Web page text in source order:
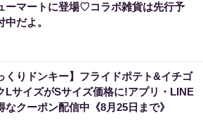
ーマートに登場♡コラボ雑貨は先行予
中だよ。
くりドンキー】フライドポテト&イチゴ
LサイズがSサイズ価格に!アプリ・LINE
なクーポン配信中《8月25日まで》